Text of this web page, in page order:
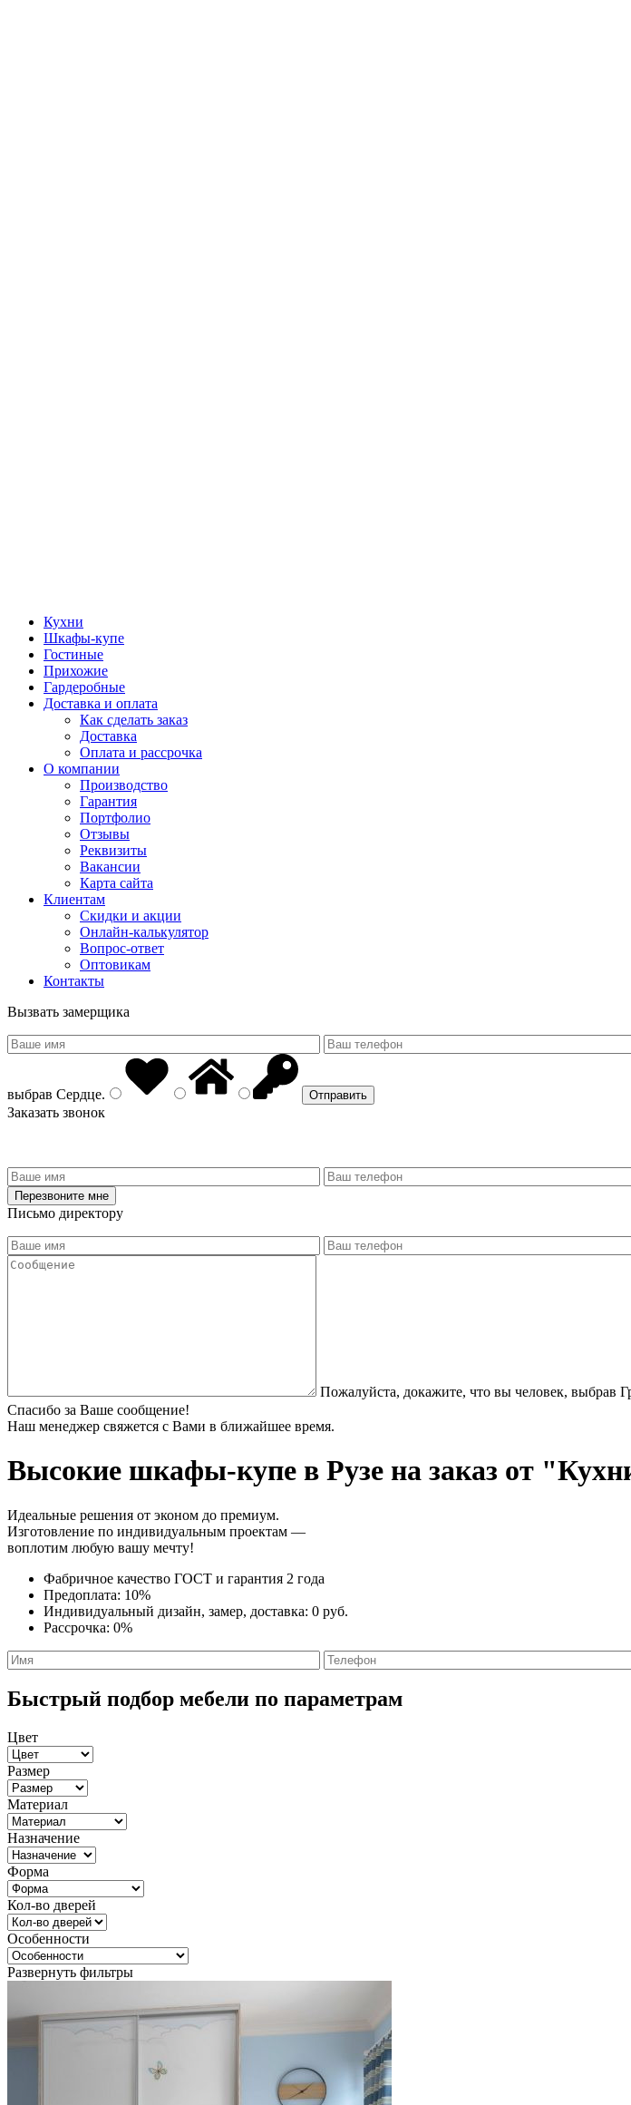
Кухни
Шкафы-купе
Гостиные
Прихожие
Гардеробные
Доставка и оплата
Как сделать заказ
Доставка
Оплата и рассрочка
О компании
Производство
Гарантия
Портфолио
Отзывы
Реквизиты
Вакансии
Карта сайта
Клиентам
Скидки и акции
Онлайн-калькулятор
Вопрос-ответ
Оптовикам
Контакты
Вызвать замерщика
выбрав Сердце.
Заказать звонок
Письмо директору
Пожалуйста, докажите, что вы человек, выбрав
Спасибо за Ваше сообщение!
Наш менеджер свяжется с Вами в ближайшее время.
Высокие шкафы-купе в Рузе на заказ от
Идеальные решения от эконом до премиум.
Изготовление по индивидуальным проектам —
воплотим любую вашу мечту!
Фабричное качество ГОСТ и гарантия 2 года
Предоплата: 10%
Индивидуальный дизайн, замер, доставка: 0 руб.
Рассрочка: 0%
Быстрый подбор мебели по параметрам
Цвет
Размер
Материал
Назначение
Форма
Кол-во дверей
Особенности
Развернуть фильтры